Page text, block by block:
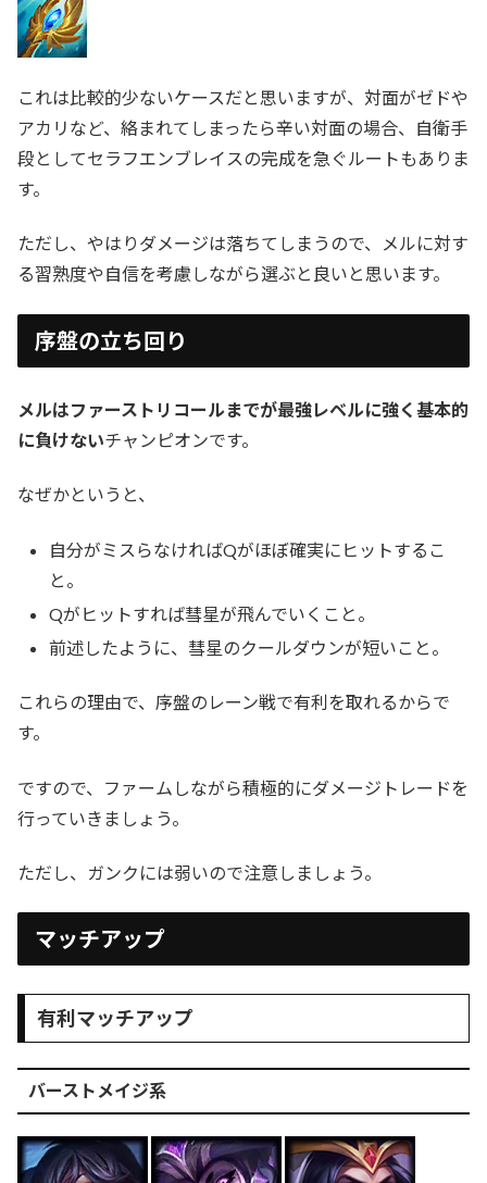
これは比較的少ないケースだと思いますが、対面がゼドや
アカリなど、絡まれてしまったら辛い対面の場合、自衛手
段としてセラフエンブレイスの完成を急ぐルートもありま
す。
ただし、やはりダメージは落ちてしまうので、メルに対す
る習熟度や自信を考慮しながら選ぶと良いと思います。
序盤の立ち回り
メルはファーストリコールまでが最強レベルに強く基本的
に負けないチャンピオンです。
なぜかというと、
自分がミスらなければQがほぼ確実にヒットするこ
と。
Qがヒットすれば彗星が飛んでいくこと。
前述したように、彗星のクールダウンが短いこと。
これらの理由で、序盤のレーン戦で有利を取れるからで
す。
ですので、ファームしながら積極的にダメージトレードを
行っていきましょう。
ただし、ガンクには弱いので注意しましょう。
マッチアップ
有利マッチアップ
バーストメイジ系